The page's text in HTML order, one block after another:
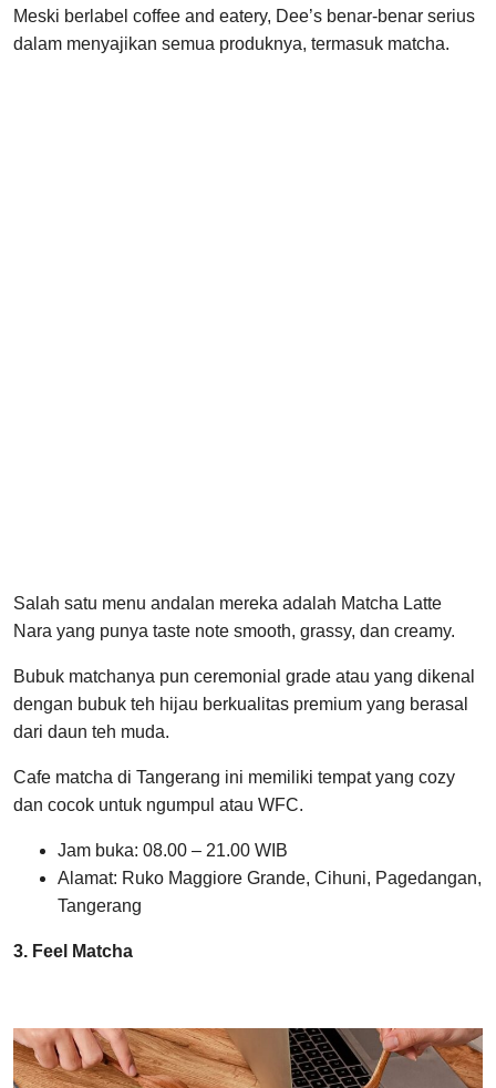
Meski berlabel coffee and eatery, Dee’s benar-benar serius
dalam menyajikan semua produknya, termasuk matcha.
Salah satu menu andalan mereka adalah Matcha Latte
Nara yang punya taste note smooth, grassy, dan creamy.
Bubuk matchanya pun ceremonial grade atau yang dikenal
dengan bubuk teh hijau berkualitas premium yang berasal
dari daun teh muda.
Cafe matcha di Tangerang ini memiliki tempat yang cozy
dan cocok untuk ngumpul atau WFC.
Jam buka: 08.00 – 21.00 WIB
Alamat: Ruko Maggiore Grande, Cihuni, Pagedangan,
Tangerang
3. Feel Matcha